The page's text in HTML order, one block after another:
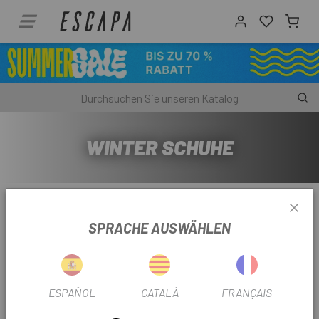
WINTER SCHUHE
Angezeigt werden 1 - 2 von 2 Artikel(n)
-66%
SPRACHE AUSWÄHLEN
ESPAÑOL CATALÀ FRANÇAIS